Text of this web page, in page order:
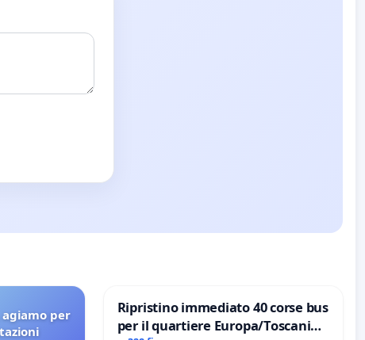
per
Ripristino immediato 40 corse bus
per il quartiere Europa/Toscanini